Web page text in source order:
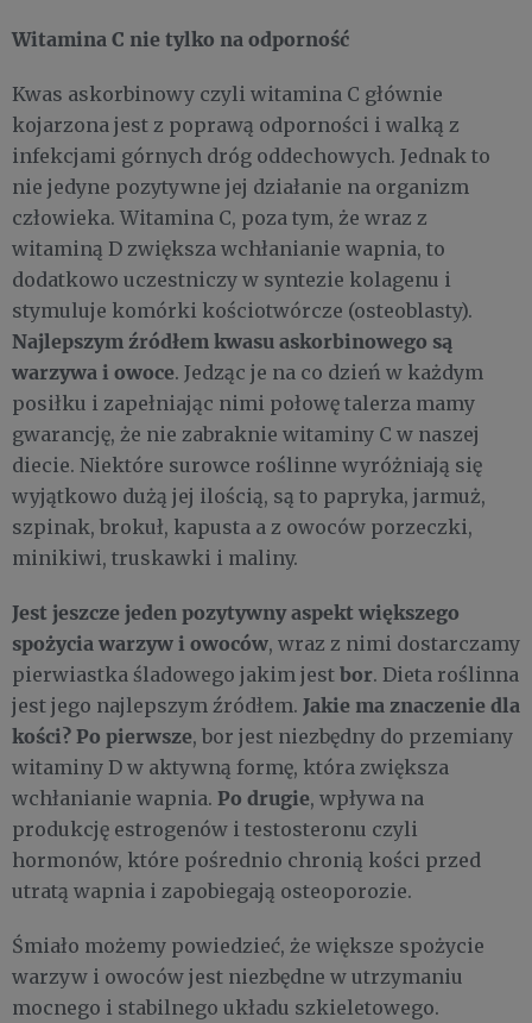
Witamina C nie tylko na odporność
Kwas askorbinowy czyli witamina C głównie
kojarzona jest z poprawą odporności i walką z
infekcjami górnych dróg oddechowych. Jednak to
nie jedyne pozytywne jej działanie na organizm
człowieka. Witamina C, poza tym, że wraz z
witaminą D zwiększa wchłanianie wapnia, to
dodatkowo uczestniczy w syntezie kolagenu i
stymuluje komórki kościotwórcze (osteoblasty).
Najlepszym źródłem kwasu askorbinowego są
warzywa i owoce. Jedząc je na co dzień w każdym
posiłku i zapełniając nimi połowę talerza mamy
gwarancję, że nie zabraknie witaminy C w naszej
diecie. Niektóre surowce roślinne wyróżniają się
wyjątkowo dużą jej ilością, są to papryka, jarmuż,
szpinak, brokuł, kapusta a z owoców porzeczki,
minikiwi, truskawki i maliny.
Jest jeszcze jeden pozytywny aspekt większego
spożycia warzyw i owoców, wraz z nimi dostarczamy
pierwiastka śladowego jakim jest bor. Dieta roślinna
jest jego najlepszym źródłem. Jakie ma znaczenie dla
kości? Po pierwsze, bor jest niezbędny do przemiany
witaminy D w aktywną formę, która zwiększa
wchłanianie wapnia. Po drugie, wpływa na
produkcję estrogenów i testosteronu czyli
hormonów, które pośrednio chronią kości przed
utratą wapnia i zapobiegają osteoporozie.
Śmiało możemy powiedzieć, że większe spożycie
warzyw i owoców jest niezbędne w utrzymaniu
mocnego i stabilnego układu szkieletowego.